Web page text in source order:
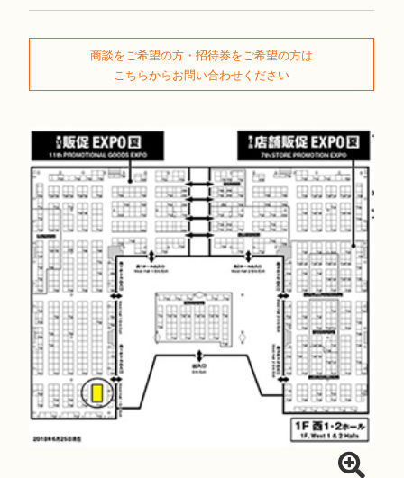
商談をご希望の方・招待券をご希望の方は
こちらからお問い合わせください